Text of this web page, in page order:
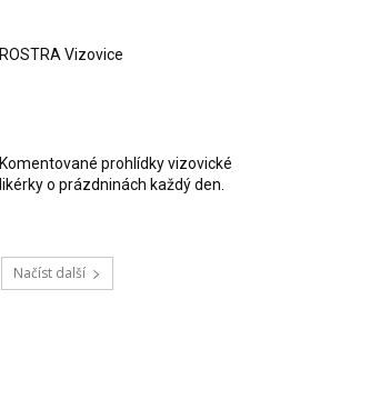
ROSTRA Vizovice
Komentované prohlídky vizovické
likérky o prázdninách každý den.
Načíst další